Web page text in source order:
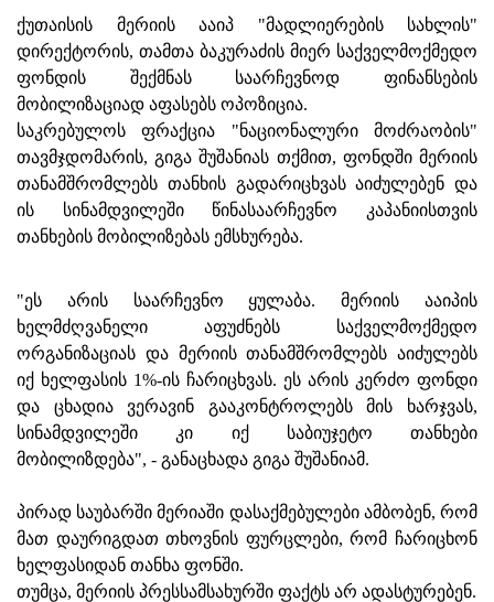
ქუთაისის მერიის ააიპ "მადლიერების სახლის"
დირექტორის, თამთა ბაკურაძის მიერ საქველმოქმედო
ფონდის შექმნას საარჩევნოდ ფინანსების
მობილიზაციად აფასებს ოპოზიცია.
საკრებულოს ფრაქცია "ნაციონალური მოძრაობის"
თავმჯდომარის, გიგა შუშანიას თქმით, ფონდში მერიის
თანამშრომლებს თანხის გადარიცხვას აიძულებენ და
ის სინამდვილეში წინასაარჩევნო კაპანიისთვის
თანხების მობილიზებას ემსხურება.
"ეს არის საარჩევნო ყულაბა. მერიის ააიპის
ხელმძღვანელი აფუძნებს საქველმოქმედო
ორგანიზაციას და მერიის თანამშრომლებს აიძულებს
იქ ხელფასის 1%-ის ჩარიცხვას. ეს არის კერძო ფონდი
და ცხადია ვერავინ გააკონტროლებს მის ხარჯვას,
სინამდვილეში კი იქ საბიუჯეტო თანხები
მობილიზდება", - განაცხადა გიგა შუშანიამ.
პირად საუბარში მერიაში დასაქმებულები ამბობენ, რომ
მათ დაურიგდათ თხოვნის ფურცლები, რომ ჩარიცხონ
ხელფასიდან თანხა ფონში.
თუმცა, მერიის პრესსამსახურში ფაქტს არ ადასტურებენ.